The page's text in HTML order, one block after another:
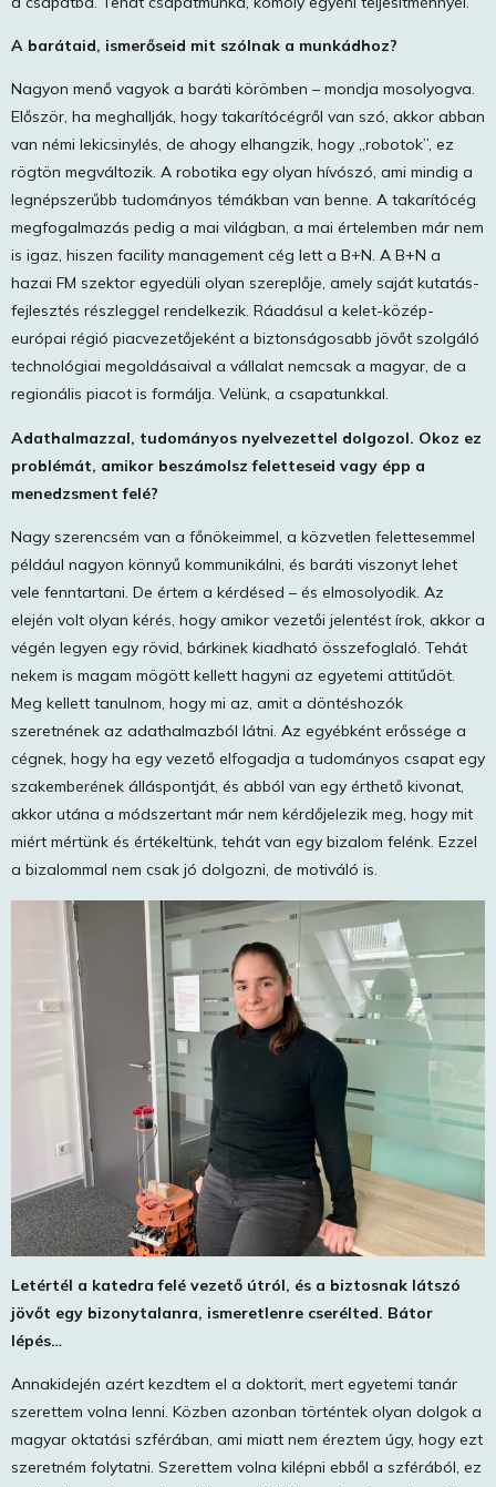
A barátaid, ismerőseid mit szólnak a munkádhoz?
Nagyon menő vagyok a baráti körömben – mondja mosolyogva.
Először, ha meghallják, hogy takarítócégről van szó, akkor abban
van némi lekicsinylés, de ahogy elhangzik, hogy „robotok”, ez
rögtön megváltozik. A robotika egy olyan hívószó, ami mindig a
legnépszerűbb tudományos témákban van benne. A takarítócég
megfogalmazás pedig a mai világban, a mai értelemben már nem
is igaz, hiszen facility management cég lett a B+N. A B+N a
hazai FM szektor egyedüli olyan szereplője, amely saját kutatás-
fejlesztés részleggel rendelkezik. Ráadásul a kelet-közép-
európai régió piacvezetőjeként a biztonságosabb jövőt szolgáló
technológiai megoldásaival a vállalat nemcsak a magyar, de a
regionális piacot is formálja. Velünk, a csapatunkkal.
Adathalmazzal, tudományos nyelvezettel dolgozol. Okoz ez
problémát, amikor beszámolsz feletteseid vagy épp a
menedzsment felé?
Nagy szerencsém van a főnökeimmel, a közvetlen felettesemmel
például nagyon könnyű kommunikálni, és baráti viszonyt lehet
vele fenntartani. De értem a kérdésed – és elmosolyodik. Az
elején volt olyan kérés, hogy amikor vezetői jelentést írok, akkor a
végén legyen egy rövid, bárkinek kiadható összefoglaló. Tehát
nekem is magam mögött kellett hagyni az egyetemi attitűdöt.
Meg kellett tanulnom, hogy mi az, amit a döntéshozók
szeretnének az adathalmazból látni. Az egyébként erőssége a
cégnek, hogy ha egy vezető elfogadja a tudományos csapat egy
szakemberének álláspontját, és abból van egy érthető kivonat,
akkor utána a módszertant már nem kérdőjelezik meg, hogy mit
miért mértünk és értékeltünk, tehát van egy bizalom felénk. Ezzel
a bizalommal nem csak jó dolgozni, de motiváló is.
Letértél a katedra felé vezető útról, és a biztosnak látszó
jövőt egy bizonytalanra, ismeretlenre cserélted. Bátor
lépés…
Annakidején azért kezdtem el a doktorit, mert egyetemi tanár
szerettem volna lenni. Közben azonban történtek olyan dolgok a
magyar oktatási szférában, ami miatt nem éreztem úgy, hogy ezt
szeretném folytatni. Szerettem volna kilépni ebből a szférából, ez